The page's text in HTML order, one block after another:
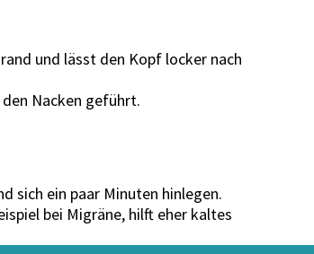
und lässt den Kopf locker nach
Nacken geführt.
sich ein paar Minuten hinlegen.
bei Migräne, hilft eher kaltes